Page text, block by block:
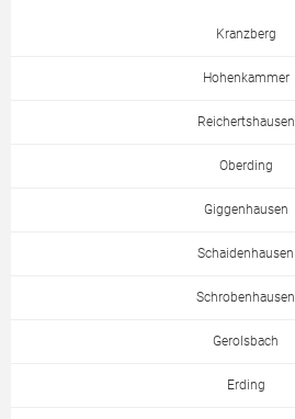
Kranzberg
Hohenkammer
Reichertshausen
Oberding
Giggenhausen
Schaidenhausen
Schrobenhausen
Gerolsbach
Erding